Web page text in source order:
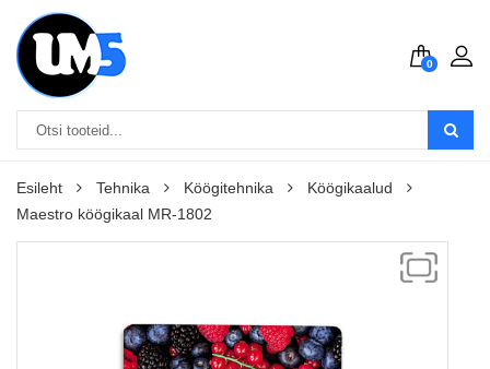
0
Esileht Tehnika Köögitehnika
Köögikaalud
Maestro köögikaal MR-1802